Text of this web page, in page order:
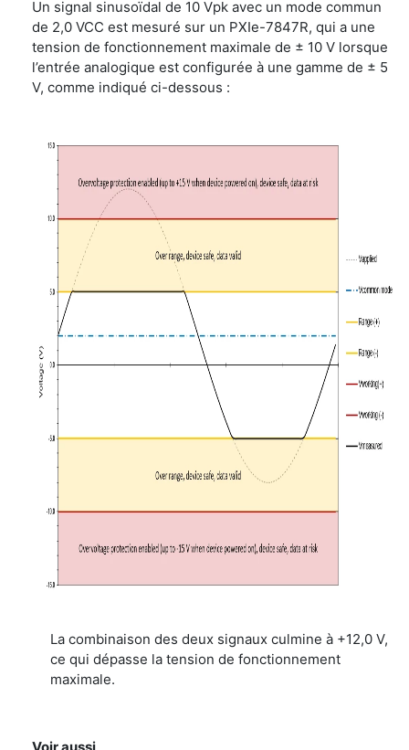
Un signal sinusoïdal de 10 Vpk avec un mode commun
de 2,0 VCC est mesuré sur un PXIe-7847R, qui a une
tension de fonctionnement maximale de ± 10 V lorsque
l’entrée analogique est configurée à une gamme de ± 5
V, comme indiqué ci-dessous :
La combinaison des deux signaux culmine à +12,0 V,
ce qui dépasse la tension de fonctionnement
maximale.